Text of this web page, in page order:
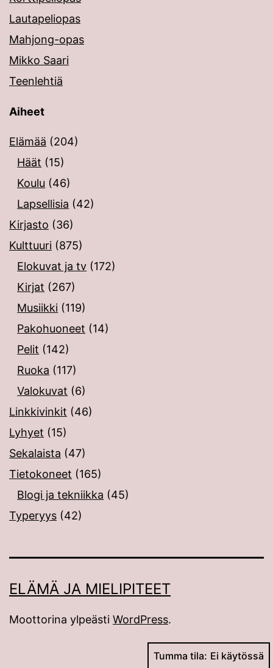
Lautapeliopas
Mahjong-opas
Mikko Saari
Teenlehtiä
Aiheet
Elämää (204)
Häät (15)
Koulu (46)
Lapsellisia (42)
Kirjasto (36)
Kulttuuri (875)
Elokuvat ja tv (172)
Kirjat (267)
Musiikki (119)
Pakohuoneet (14)
Pelit (142)
Ruoka (117)
Valokuvat (6)
Linkkivinkit (46)
Lyhyet (15)
Sekalaista (47)
Tietokoneet (165)
Blogi ja tekniikka (45)
Typeryys (42)
ELÄMÄ JA MIELIPITEET
Moottorina ylpeästi WordPress.
Tumma tila: